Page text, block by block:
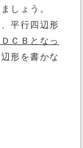
しょう。
平行四辺形
ＣＢとなっ
形を書かな